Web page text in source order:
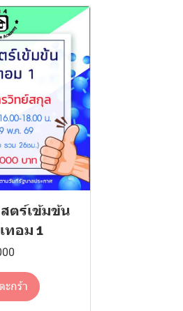
ตร์เข้มข้น
ทอม 1
ะกร้า